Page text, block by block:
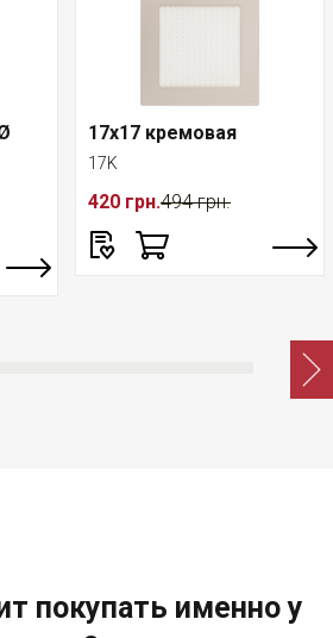
17x17 кремовая
17K
420 грн.494 грн.
покупать именно у